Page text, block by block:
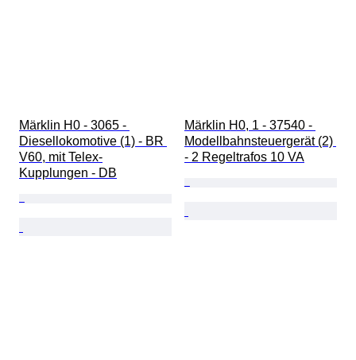
Märklin H0 - 3065 -
Diesellokomotive (1) - BR
V60, mit Telex-
Kupplungen - DB
Märklin H0, 1 - 37540 -
Modellbahnsteuergerät (2)
- 2 Regeltrafos 10 VA